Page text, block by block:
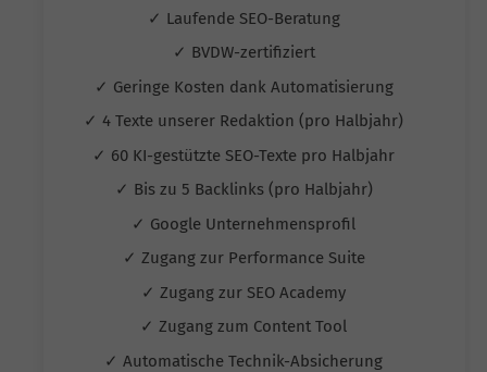
✓ Laufende SEO-Beratung
✓ BVDW-zertifiziert
✓ Geringe Kosten dank Automatisierung
✓ 4 Texte unserer Redaktion (pro Halbjahr)
✓ 60 KI-gestützte SEO-Texte pro Halbjahr
✓ Bis zu 5 Backlinks (pro Halbjahr)
✓ Google Unternehmensprofil
✓ Zugang zur Performance Suite
✓ Zugang zur SEO Academy
✓ Zugang zum Content Tool
✓ Automatische Technik-Absicherung